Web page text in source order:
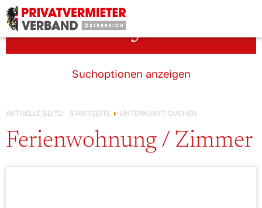
Unterkunft suchen
Suchoptionen anzeigen
AKTUELLE SEITE: STARTSEITE UNTERKUNFT SUCHEN
Ferienwohnung / Zimmer